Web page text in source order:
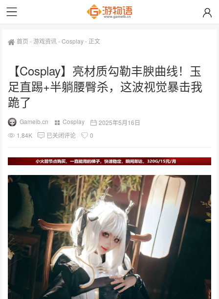
首页 -游戏资讯-Cosplay- 正文
【Cosplay】亮材质勾勒丰腴曲线！玉
足直踢+半躺腰臀杀，这波视觉暴击我
跪了
Gameib.cn Cosplay
2025年5月16日
1.84K
已关闭评论 0